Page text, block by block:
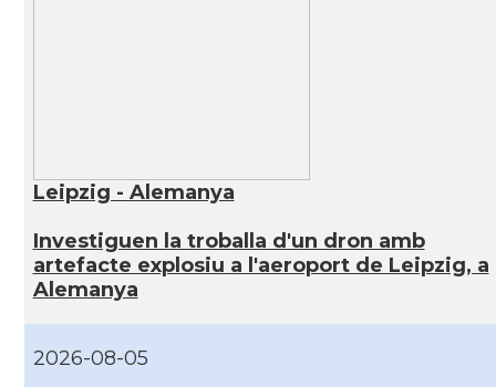
Leipzig - Alemanya
Investiguen la troballa d'un dron amb
artefacte explosiu a l'aeroport de Leipzig, a
Alemanya
2026-08-05